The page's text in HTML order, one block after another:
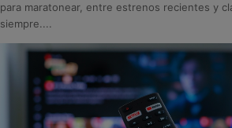
para maratonear, entre estrenos recientes y
siempre....